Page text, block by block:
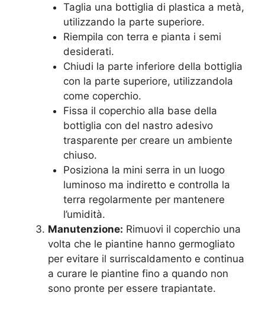
Taglia una bottiglia di plastica a metà,
utilizzando la parte superiore.
Riempila con terra e pianta i semi
desiderati.
Chiudi la parte inferiore della bottiglia
con la parte superiore, utilizzandola
come coperchio.
Fissa il coperchio alla base della
bottiglia con del nastro adesivo
trasparente per creare un ambiente
chiuso.
Posiziona la mini serra in un luogo
luminoso ma indiretto e controlla la
terra regolarmente per mantenere
l’umidità.
Manutenzione: Rimuovi il coperchio una
volta che le piantine hanno germogliato
per evitare il surriscaldamento e continua
a curare le piantine fino a quando non
sono pronte per essere trapiantate.